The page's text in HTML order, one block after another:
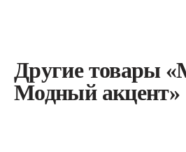
Другие товары
Модный акцент»